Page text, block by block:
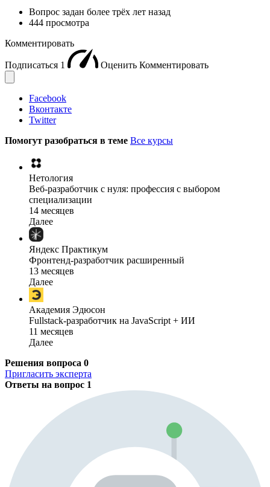
Вопрос задан более трёх лет назад
444 просмотра
Комментировать
Подписаться 1 Оценить Комментировать
Facebook
Вконтакте
Twitter
Помогут разобраться в теме Все курсы
Нетология
Веб-разработчик с нуля: профессия с выбором
специализации
14 месяцев
Далее
Яндекс Практикум
Фронтенд-разработчик расширенный
13 месяцев
Далее
Академия Эдюсон
Fullstack-разработчик на JavaScript + ИИ
11 месяцев
Далее
Решения вопроса 0
Пригласить эксперта
Ответы на вопрос 1